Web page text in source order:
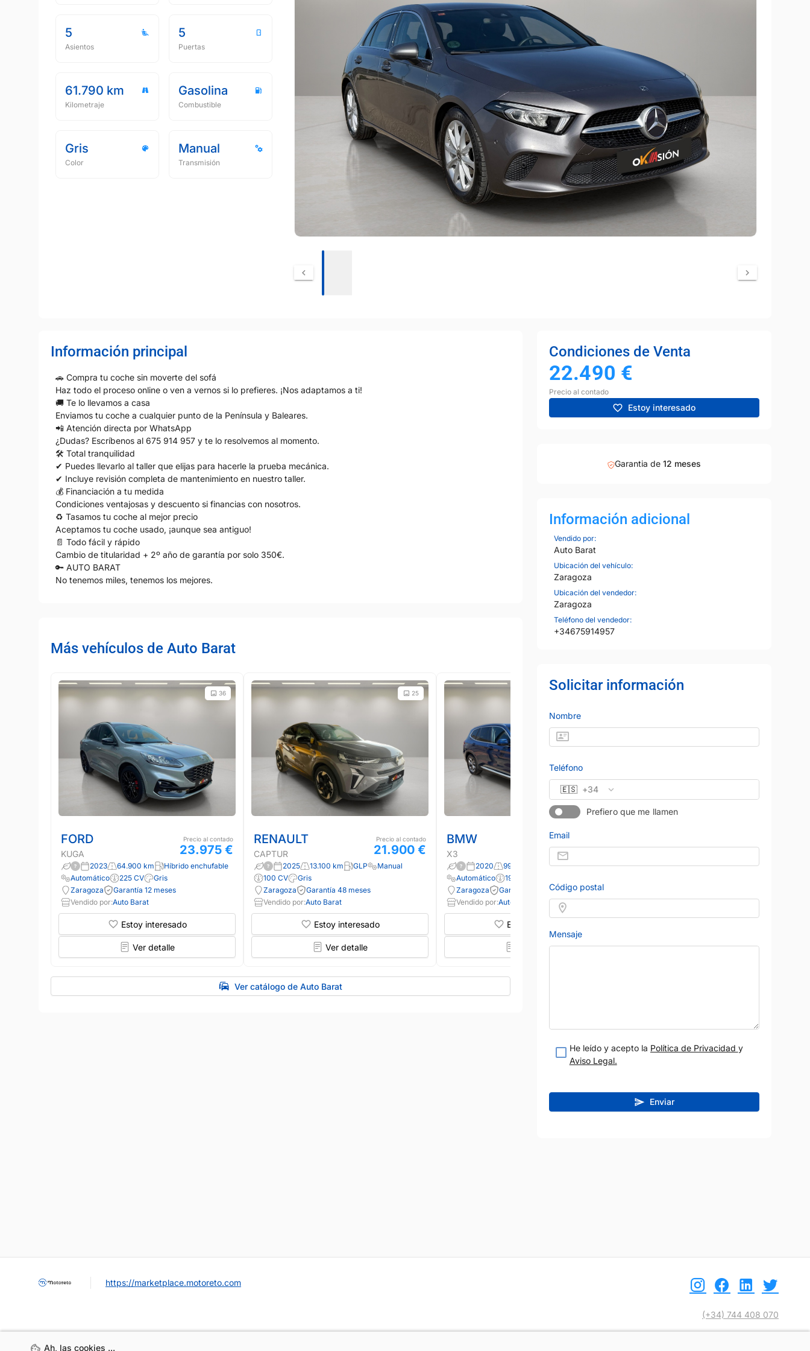
5
Asientos
5
Puertas
61.790 km
Kilometraje
Gasolina
Combustible
Gris
Color
Manual
Transmisión
Información principal
🚗 Compra tu coche sin moverte del sofá
Haz todo el proceso online o ven a vernos si lo prefieres. ¡Nos adaptamos a ti!
🚚 Te lo llevamos a casa
Enviamos tu coche a cualquier punto de la Península y Baleares.
📲 Atención directa por WhatsApp
¿Dudas? Escríbenos al 675 914 957 y te lo resolvemos al momento.
🛠 Total tranquilidad
✔ Puedes llevarlo al taller que elijas para hacerle la prueba mecánica.
✔ Incluye revisión completa de mantenimiento en nuestro taller.
💰 Financiación a tu medida
Condiciones ventajosas y descuento si financias con nosotros.
♻ Tasamos tu coche al mejor precio
Aceptamos tu coche usado, ¡aunque sea antiguo!
📄 Todo fácil y rápido
Cambio de titularidad + 2º año de garantía por solo 350€.
🔑 AUTO BARAT
No tenemos miles, tenemos los mejores.
Más vehículos de Auto Barat
36
FORD
KUGA
Precio al contado
23.975 €
2023 64.900 km
Híbrido enchufable
Automático
225 CV
Gris
Zaragoza
Garantía 12 meses
Vendido por:Auto Barat
Estoy interesado
Ver detalle
25
RENAULT
CAPTUR
Precio al contado
21.900 €
2025 13.100 km GLP
Manual
100 CV
Gris
Zaragoza
Garantía 48 meses
Vendido por:Auto Barat
Estoy interesado
Ver detalle
BMW
X3
Precio al contado
30.950 €
2020 99.800 km
Diésel
Automático
190 CV
Zaragoza
Garantía 12 meses
Vendido por:Auto Barat
Estoy interesado
Ver detalle
2019 188.419 km Diésel
Vendido por:Auto Barat
Ver detalle
Ver catálogo de Auto Barat
Condiciones de Venta
22.490 €
Precio al contado
Estoy interesado
Garantia de 12 meses
Información adicional
Vendido por:
Auto Barat
Ubicación del vehículo:
Zaragoza
Ubicación del vendedor:
Zaragoza
Teléfono del vendedor:
+34675914957
Solicitar información
Nombre
Teléfono
🇪🇸 +34
Prefiero que me llamen
Email
Código postal
Mensaje
He leído y acepto la Política de Privacidad y
Aviso Legal.
Enviar
Ah, las cookies ...
Ah, las cookies ...
https://marketplace.motoreto.com
(+34) 744 408 070
info@motoreto.com